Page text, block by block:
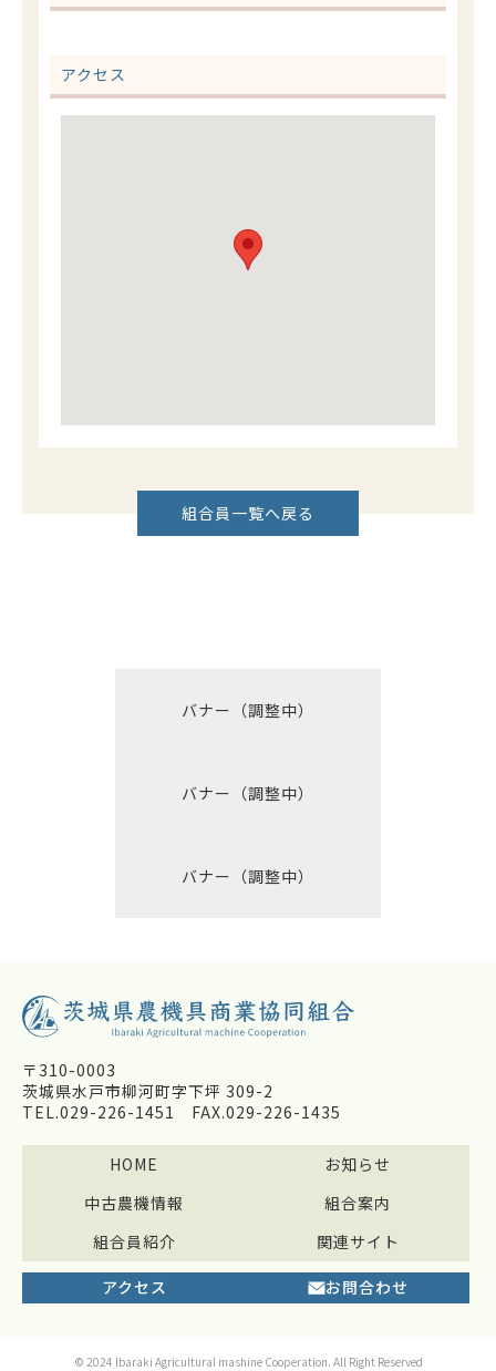
アクセス
組合員一覧へ戻る
バナー（調整中）
バナー（調整中）
バナー（調整中）
〒310-0003
茨城県水戸市柳河町字下坪 309-2
TEL.029-226-1451 FAX.029-226-1435
HOME
お知らせ
中古農機情報
組合案内
組合員紹介
関連サイト
アクセス お問合わせ
© 2024 Ibaraki Agricultural mashine Cooperation. All Right Reserved